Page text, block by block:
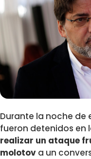
Durante la noche de
fueron detenidos en
realizar un ataque
molotov a un